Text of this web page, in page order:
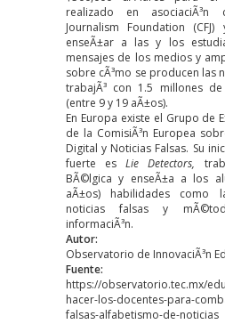
realizado en asociaciÃ³n
Journalism Foundation
enseÃ±ar a las y los
mensajes de los medios y
sobre cÃ³mo se producen las
trabajÃ³ con 1.5 millones de
(entre 9 y 19 aÃ±os).
En Europa existe el Grupo de
de la ComisiÃ³n Europea
Digital y Noticias Falsas. Su
fuerte esLie Detectors,
BÃ©lgica y enseÃ±a a los
aÃ±os) habilidades como
noticias falsas y
informaciÃ³n.
Autor:
Observatorio de InnovaciÃ³n
Fuente:
https://observatorio.tec.mx/
hacer-los-docentes-para-
falsas-alfabetismo-de-noticias